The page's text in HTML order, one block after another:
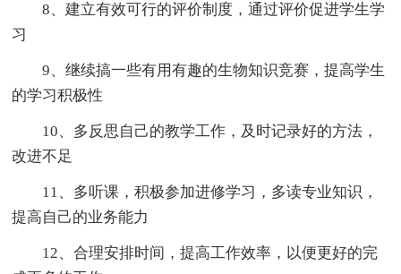
8、建立有效可行的评价制度，通过评价促进学生学
习
9、继续搞一些有用有趣的生物知识竞赛，提高学生
的学习积极性
10、多反思自己的教学工作，及时记录好的方法，
改进不足
11、多听课，积极参加进修学习，多读专业知识，
提高自己的业务能力
12、合理安排时间，提高工作效率，以便更好的完